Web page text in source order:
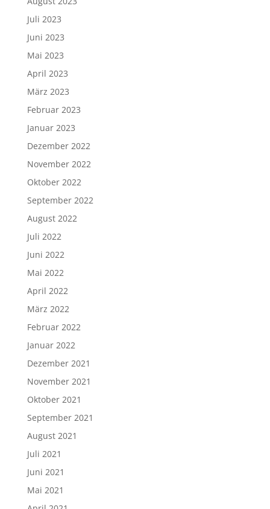
Juli 2023
Juni 2023
Mai 2023
April 2023
März 2023
Februar 2023
Januar 2023
Dezember 2022
November 2022
Oktober 2022
September 2022
August 2022
Juli 2022
Juni 2022
Mai 2022
April 2022
März 2022
Februar 2022
Januar 2022
Dezember 2021
November 2021
Oktober 2021
September 2021
August 2021
Juli 2021
Juni 2021
Mai 2021